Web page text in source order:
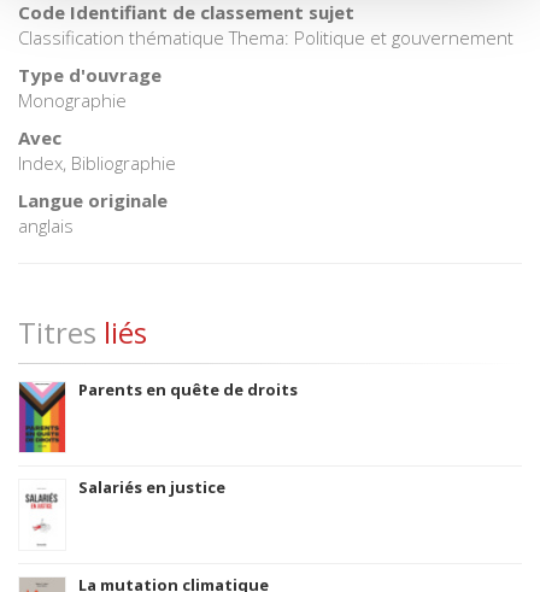
Code Identifiant de classement sujet
Classification thématique Thema: Politique et gouvernement
Type d'ouvrage
Monographie
Avec
Index, Bibliographie
Langue originale
anglais
Titres liés
Parents en quête de droits
Salariés en justice
La mutation climatique